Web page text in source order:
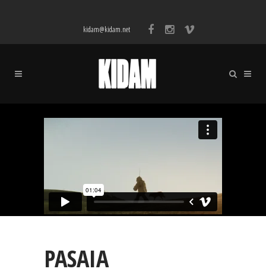
kidam@kidam.net
PASAIA